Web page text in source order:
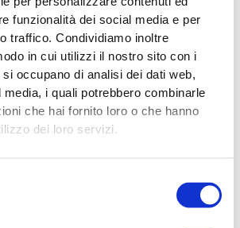
funzionalità dei social media e per
traffico. Condividiamo inoltre
in cui utilizzi il nostro sito con i
occupano di analisi dei dati web,
i quali potrebbero combinarle
che hai fornito loro o che hanno
dei loro servizi.
un'opportunità per
sviluppare soluzioni
sperimentali ad